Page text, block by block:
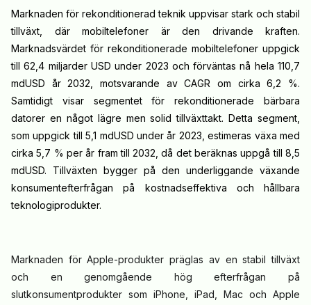
Marknaden för rekonditionerad teknik uppvisar stark och stabil
tillväxt, där mobiltelefoner är den drivande kraften.
Marknadsvärdet för rekonditionerade mobiltelefoner uppgick
till 62,4 miljarder USD under 2023 och förväntas nå hela 110,7
mdUSD år 2032, motsvarande av CAGR om cirka 6,2 %.
Samtidigt visar segmentet för rekonditionerade bärbara
datorer en något lägre men solid tillväxttakt. Detta segment,
som uppgick till 5,1 mdUSD under år 2023, estimeras växa med
cirka 5,7 % per år fram till 2032, då det beräknas uppgå till 8,5
mdUSD. Tillväxten bygger på den underliggande växande
konsumentefterfrågan på kostnadseffektiva och hållbara
teknologiprodukter.
Marknaden för Apple-produkter präglas av en stabil tillväxt
och en genomgående hög efterfrågan på
slutkonsumentprodukter som iPhone, iPad, Mac och Apple